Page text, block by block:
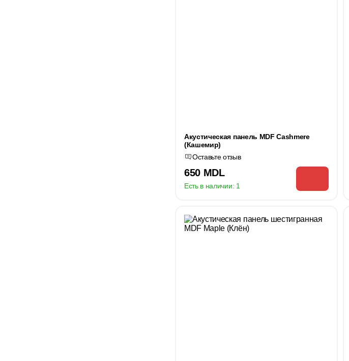
Акустическая панель MDF Cashmere
(Кашемир)
Оставьте отзыв
650 MDL
Есть в наличии: 1